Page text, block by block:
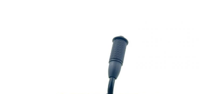
SGD,SEK,DKK,HKD,
Châu Âu, Hoa Kỳ, Canada, Nam Mỹ, Châu Phi,